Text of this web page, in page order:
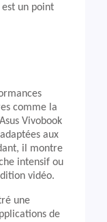
est un point
comme la
Vivobook
aux
il montre
intensif ou
vidéo.
une
de